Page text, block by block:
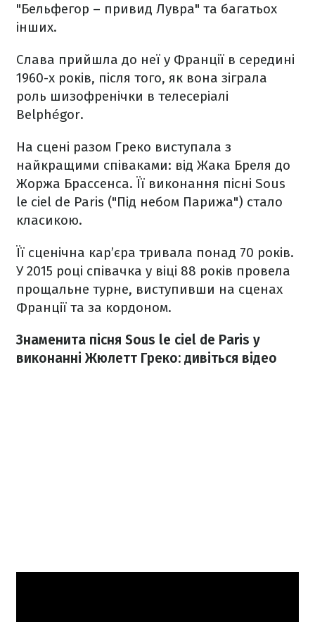
"Бельфегор – привид Лувра" та багатьох
інших.
Слава прийшла до неї у Франції в середині
1960-х років, після того, як вона зіграла
роль шизофренічки в телесеріалі
Belphégor.
На сцені разом Греко виступала з
найкращими співаками: від Жака Бреля до
Жоржа Брассенса. Її виконання пісні Sous
le ciel de Paris ("Під небом Парижа") стало
класикою.
Її сценічна кар’єра тривала понад 70 років.
У 2015 році співачка у віці 88 років провела
прощальне турне, виступивши на сценах
Франції та за кордоном.
Знаменита пісня Sous le ciel de Paris у
виконанні Жюлетт Греко: дивіться відео